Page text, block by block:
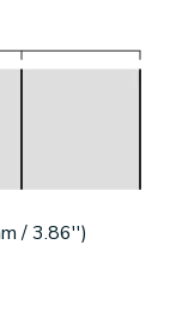
/ 3.86'')